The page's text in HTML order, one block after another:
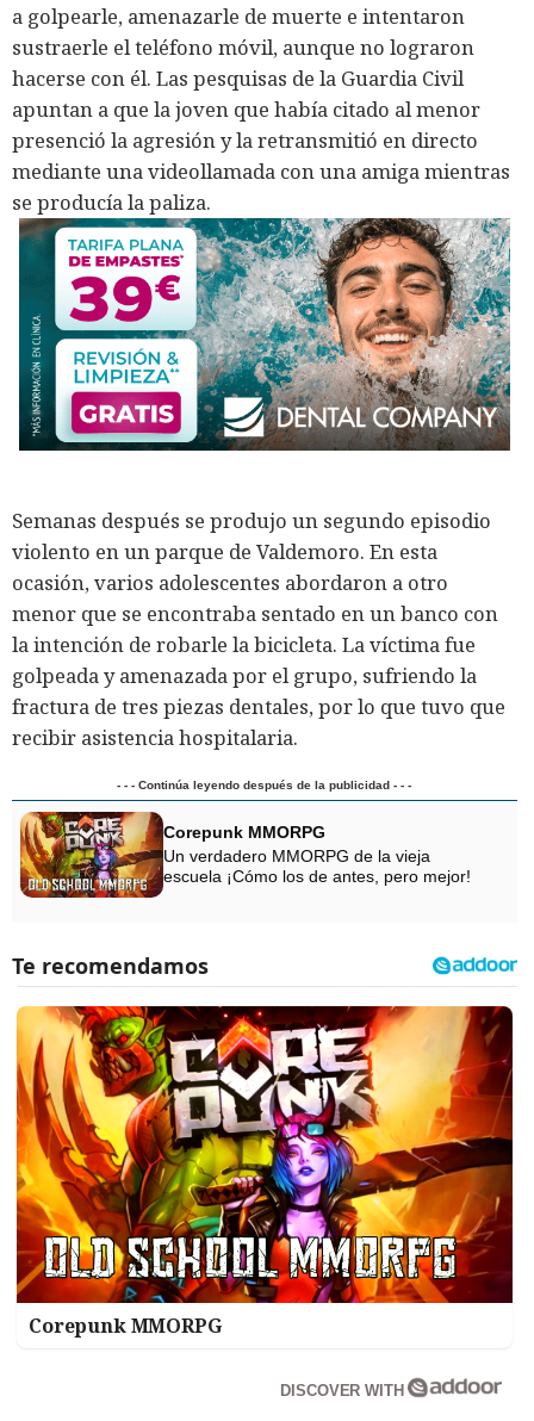
a golpearle, amenazarle de muerte e intentaron
sustraerle el teléfono móvil, aunque no lograron
hacerse con él. Las pesquisas de la Guardia Civil
apuntan a que la joven que había citado al menor
presenció la agresión y la retransmitió en directo
mediante una videollamada con una amiga mientras
se producía la paliza.
Semanas después se produjo un segundo episodio
violento en un parque de Valdemoro. En esta
ocasión, varios adolescentes abordaron a otro
menor que se encontraba sentado en un banco con
la intención de robarle la bicicleta. La víctima fue
golpeada y amenazada por el grupo, sufriendo la
fractura de tres piezas dentales, por lo que tuvo que
recibir asistencia hospitalaria.
- - - Continúa leyendo después de la publicidad - - -
Corepunk MMORPG
Un verdadero MMORPG de la vieja
escuela ¡Cómo los de antes, pero mejor!
Corepunk MMORPG
DISCOVER WITH